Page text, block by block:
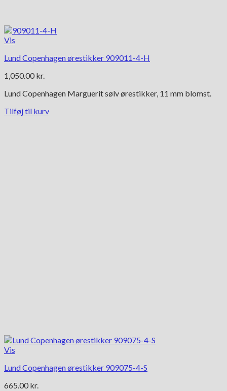
Vis
Lund Copenhagen ørestikker 909011-4-H
1,050.00 kr.
Lund Copenhagen Marguerit sølv ørestikker, 11 mm blomst.
Tilføj til kurv
Vis
Lund Copenhagen ørestikker 909075-4-S
665.00 kr.